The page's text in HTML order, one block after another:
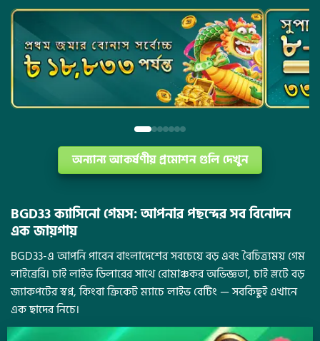
অন্যান্য আকর্ষণীয় প্রমোশন গুলি দেখুন
BGD33 ক্যাসিনো গেমস: আপনার পছন্দের সব বিনোদন
এক জায়গায়
BGD33-এ আপনি পাবেন বাংলাদেশের সবচেয়ে বড় এবং বৈচিত্র্যময় গেম
লাইব্রেরি। চাই লাইভ ডিলারের সাথে রোমাঞ্চকর অভিজ্ঞতা, চাই স্লটে বড়
জ্যাকপটের স্বপ্ন, কিংবা ক্রিকেট ম্যাচে লাইভ বেটিং — সবকিছুই এখানে
এক ছাদের নিচে।